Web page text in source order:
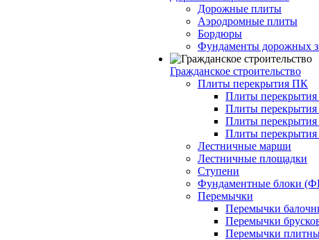
Дорожные плиты
Аэродромные плиты
Бордюры
Фундаменты дорожных
Гражданское строительство
Плиты перекрытия ПК
Плиты
Плиты
Плиты
Плиты
Лестничные марши
Лестничные площадки
Ступени
Фундаментные блоки
Перемычки
Перемычки
Перемычки
Перемычки